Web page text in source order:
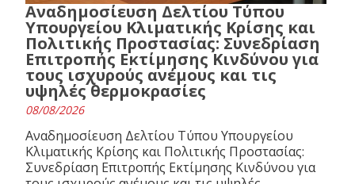
Αναδημοσίευση Δελτίου Τύπου
Υπουργείου Κλιματικής Κρίσης και
Πολιτικής Προστασίας: Συνεδρίαση
Επιτροπής Εκτίμησης Κινδύνου για
τους ισχυρούς ανέμους και τις
υψηλές θερμοκρασίες
08/08/2026
Αναδημοσίευση Δελτίου Τύπου Υπουργείου
Κλιματικής Κρίσης και Πολιτικής Προστασίας:
Συνεδρίαση Επιτροπής Εκτίμησης Κινδύνου για